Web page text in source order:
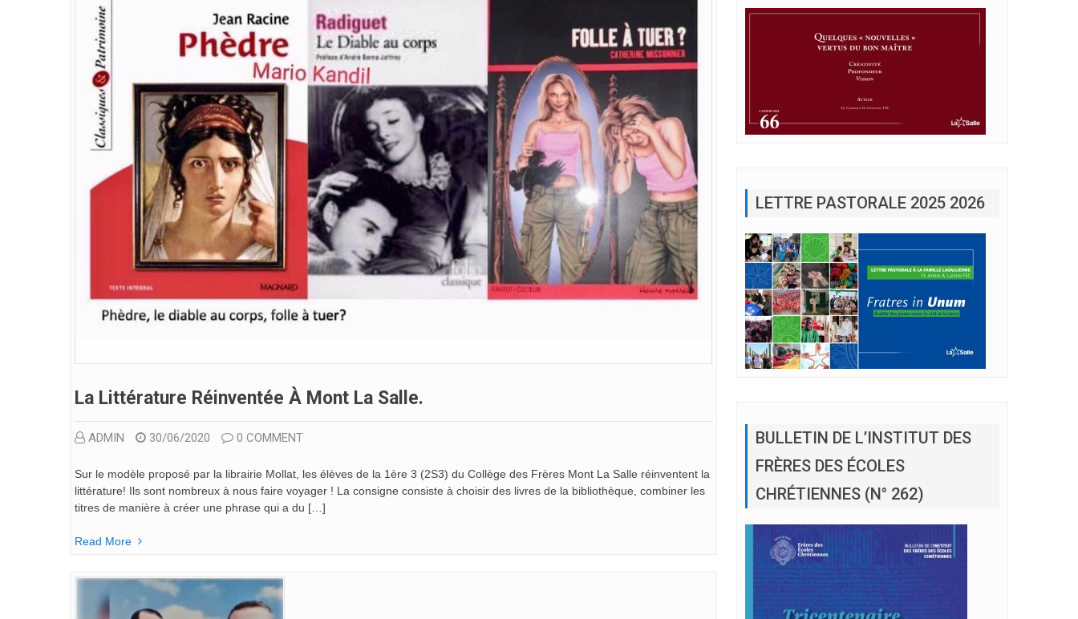
La Littérature Réinventée À Mont La Salle.
ADMIN 30/06/2020 0 COMMENT
Sur le modèle proposé par la librairie Mollat, les élèves de la 1ère 3 (2S3) du Collège des Frères Mont La Salle réinventent la
littérature! Ils sont nombreux à nous faire voyager ! La consigne consiste à choisir des livres de la bibliothèque, combiner les
titres de manière à créer une phrase qui a du […]
Read More
FRÈRES DES ÉCOLES
CHRÉTIENNES (N° 262)